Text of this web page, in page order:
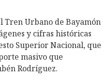
Tren Urbano de Bayamón
y cifras históricas
Superior Nacional, que
masivo que
Rodríguez.